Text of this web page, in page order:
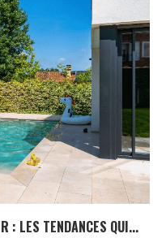
: LES TENDANCES QUI...